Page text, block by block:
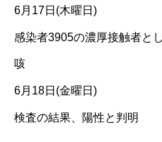
6月17日(木曜日)
感染者3905の濃厚接触者と
咳
6月18日(金曜日)
検査の結果、陽性と判明